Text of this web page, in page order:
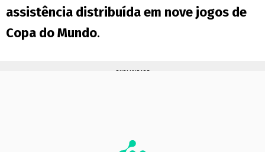
assistência distribuída em nove jogos de
Copa do Mundo.
PUBLICIDADE